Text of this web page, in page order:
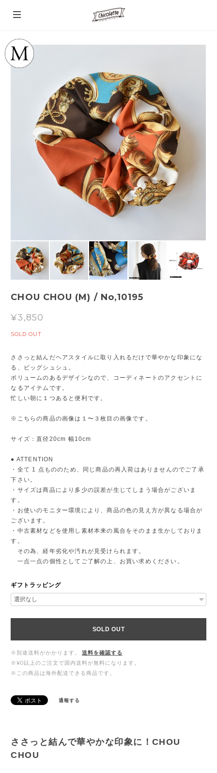
CHOU CHOU (M) / No,10195
¥3,850
SOLD OUT
ささっと結んだヘアスタイルに取り入れるだけで華やかな印象にな
る、ビッグシュシュ。
ボリュームのあるデザインなので、コーディネートのアクセントに
なるアイテムです。
忙しい朝に１つあると便利です。
※こちらの商品の画像は１〜３枚目の画像です。
サイズ：直径20cm 幅10cm
● ATTENTION
・全て 1 点もののため、同じ商品の再入荷はありませんのでご了承
下さい。
・サイズは商品により多少の誤差が生じてしまう場合がございま
す。
・お使いのモニター環境により、商品の色の見え方が異なる場合が
ございます。
・中古素材などを使用し素材本来の風合をそのまま生かしておりま
す。
その為、経年劣化や汚れが見受けられます。
一点一点の個性としてご了解の上、お買い求めください。
ギフトラッピング
SOLD OUT
※別途送料がかかります。
送料を確認する
※¥0以上のご注文で国内送料が無料になります。
※この商品は海外配送できる商品です。
通報する
ささっと結んで華やかな印象に！CHOU
CHOU